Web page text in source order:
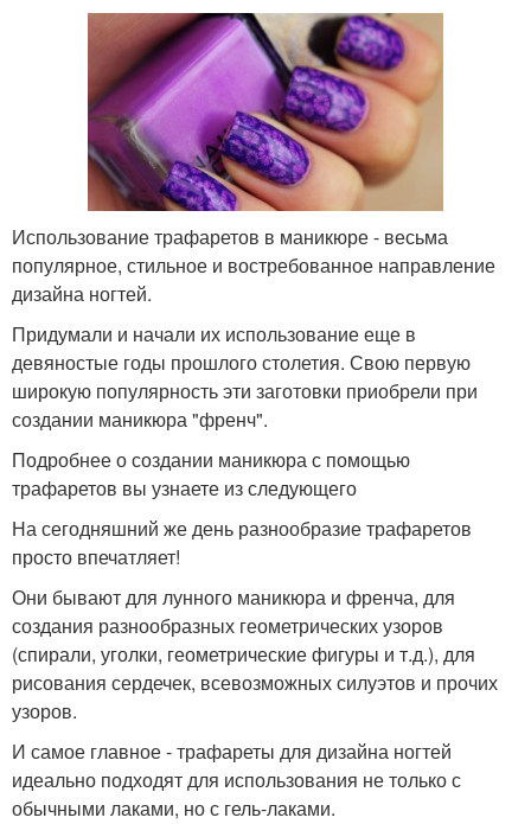
Использование трафаретов в маникюре - весьма
популярное, стильное и востребованное направление
дизайна ногтей.
Придумали и начали их использование еще в
девяностые годы прошлого столетия. Свою первую
широкую популярность эти заготовки приобрели при
создании маникюра "френч".
Подробнее о создании маникюра с помощью
трафаретов вы узнаете из следующего
На сегодняшний же день разнообразие трафаретов
просто впечатляет!
Они бывают для лунного маникюра и френча, для
создания разнообразных геометрических узоров
(спирали, уголки, геометрические фигуры и т.д.), для
рисования сердечек, всевозможных силуэтов и прочих
узоров.
И самое главное - трафареты для дизайна ногтей
идеально подходят для использования не только с
обычными лаками, но с гель-лаками.